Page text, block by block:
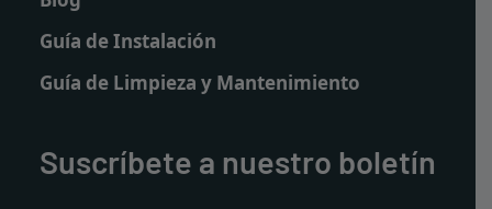
Guía de Instalación
Guía de Limpieza y Mantenimiento
Suscríbete a nuestro boletín